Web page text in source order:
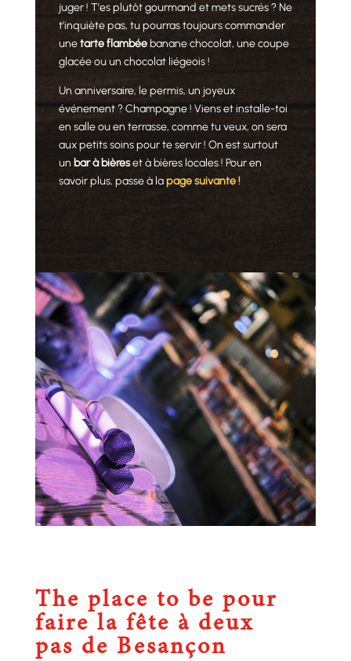
juger ! T’es plutôt gourmand et mets sucrés ? Ne
t’inquiète pas, tu pourras toujours commander
unetarte flambéebanane chocolat, une coupe
glacée ou un chocolat liégeois !
Un anniversaire, le permis, un joyeux
événement ? Champagne ! Viens et installe-toi
en salle ou en terrasse, comme tu veux, on sera
aux petits soins pour te servir ! On est surtout
un bar à bièreset à bières locales ! Pour en
savoir plus, passe à lapage suivante !
The place to be pour
faire la fête à deux
pas de Besançon